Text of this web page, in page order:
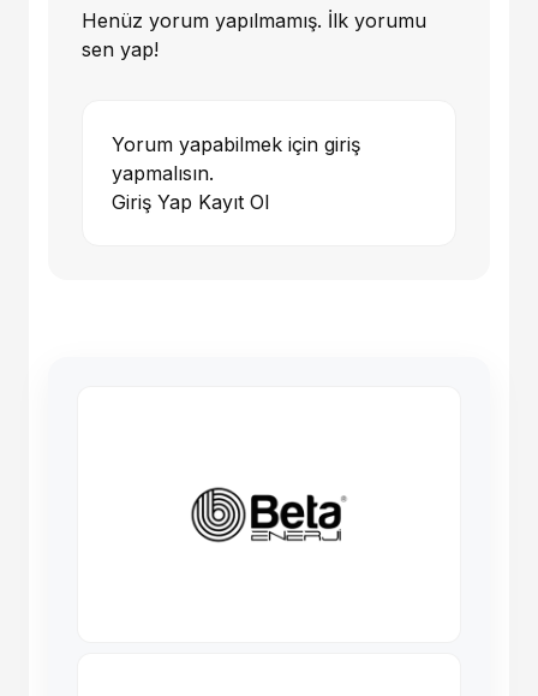
Henüz yorum yapılmamış. İlk yorumu
sen yap!
Yorum yapabilmek için giriş
yapmalısın.
Giriş Yap Kayıt Ol